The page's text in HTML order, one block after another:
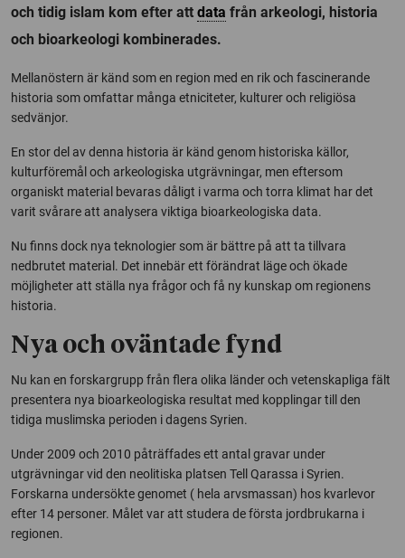
och tidig islam kom efter att data från arkeologi, historia
och bioarkeologi kombinerades.
Mellanöstern är känd som en region med en rik och fascinerande
historia som omfattar många etniciteter, kulturer och religiösa
sedvänjor.
En stor del av denna historia är känd genom historiska källor,
kulturföremål och arkeologiska utgrävningar, men eftersom
organiskt material bevaras dåligt i varma och torra klimat har det
varit svårare att analysera viktiga bioarkeologiska data.
Nu finns dock nya teknologier som är bättre på att ta tillvara
nedbrutet material. Det innebär ett förändrat läge och ökade
möjligheter att ställa nya frågor och få ny kunskap om regionens
historia.
Nya och oväntade fynd
Nu kan en forskargrupp från flera olika länder och vetenskapliga fält
presentera nya bioarkeologiska resultat med kopplingar till den
tidiga muslimska perioden i dagens Syrien.
Under 2009 och 2010 påträffades ett antal gravar under
utgrävningar vid den neolitiska platsen Tell Qarassa i Syrien.
Forskarna undersökte genomet ( hela arvsmassan) hos kvarlevor
efter 14 personer. Målet var att studera de första jordbrukarna i
regionen.